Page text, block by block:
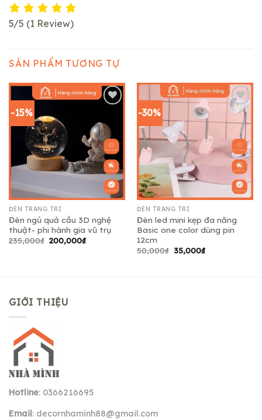
5/5 (1 Review)
SẢN PHẨM TƯƠNG TỰ
-15%
Add to
wishlist
ĐÈN TRANG TRÍ
Đèn ngủ quả cầu 3D nghệ
thuật- phi hành gia vũ trụ
235,000₫ Giá
200,000₫Giá
-30%
Add to
wishlist
ĐÈN TRANG TRÍ
Đèn led mini kẹp đa năng
Basic one color dùng pin
12cm
50,000₫ Giá
gốc
35,000₫Giá
GIỚI THIỆU
Hotline: 0366216695
Email: decornhaminh88@gmail.com